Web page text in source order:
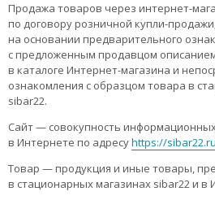
Продажа товаров через интернет-
по договору розничной купли-
на основании предварительного
с предложенным продавцом
в каталоге Интернет-магазина и
ознакомления с образцом товара в
sibar22.
Сайт — совокупность
в Интернете по адресуhttps://
Товар — продукция и иные товары,
в стационарных магазинах sibar22 и в